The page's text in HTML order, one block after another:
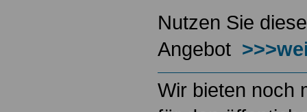
Nutzen Sie
Angebot
Wir bieten noch